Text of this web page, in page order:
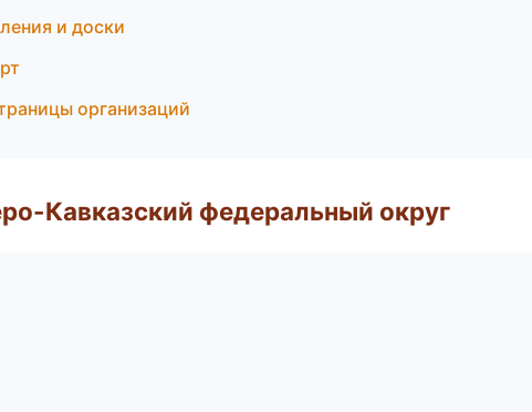
и доски
организаций
Кавказский федеральный округ